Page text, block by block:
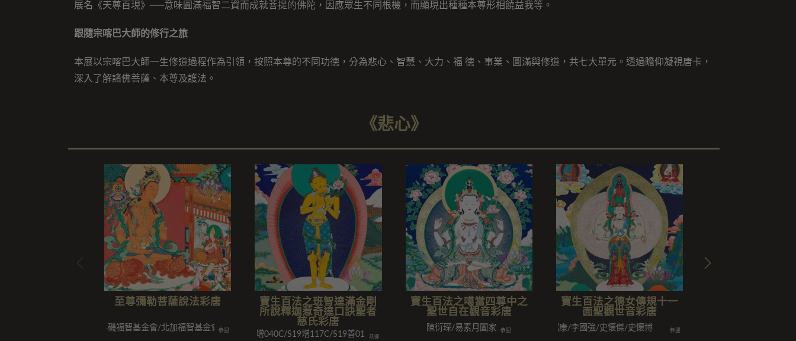
展名《天尊百現》──意味圓滿福智二資而成就菩提的佛陀，因應眾生不同根機，而顯現出種種本尊形相饒益我等。
跟隨宗喀巴大師的修行之旅
本展以宗喀巴大師一生修道過程作為引領，按照本尊的不同功德，分為悲心、智慧、大力、福 德、事業、圓滿與修道，共七大單元。透過瞻仰凝視唐卡，
深入了解諸佛菩薩、本尊及護法。
《悲心》
至尊彌勒菩薩說法彩唐
洛杉磯福智基金會/北加福智基金會 恭迎
寶生百法之班智達滿金剛
所說釋迦惹奇達口訣聖者
慈氏彩唐
S15增040C/S19增117C/S19善015C01/舊制研討班二/劉蓮珠闔家/潘廣發闔家
恭迎
寶生百法之噶當四尊中之
聖世自在觀音彩唐
陳衍琛/易素月闔家 恭迎
寶生百法之德女傳規十一
面聖觀世音彩唐
史耀康/李國強/史懐傑/史懐博 恭迎陳兆華闔家/馮耀輝闔家/韓晝光